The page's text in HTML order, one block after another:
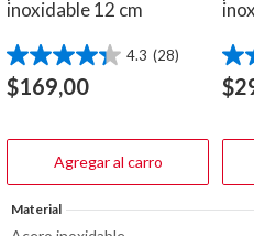
inoxidable 12 cm
4.3 (28)
4.3
de
5
$169,00
Agregar al carro
4.4
de
5
$
Material